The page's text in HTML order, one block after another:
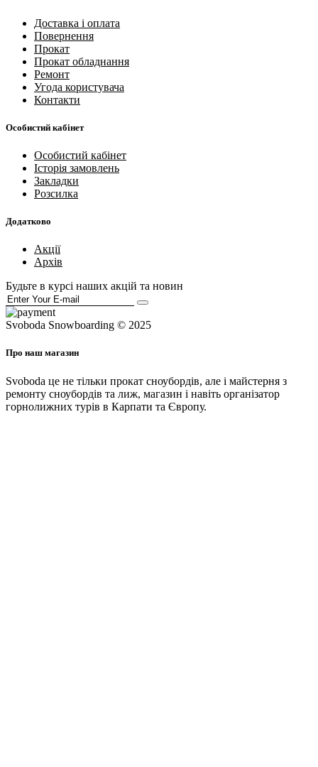
Доставка і оплата
Повернення
Прокат
Прокат обладнання
Ремонт
Угода користувача
Контакти
Особистий кабінет
Особистий кабінет
Історія замовлень
Закладки
Розсилка
Додатково
Акції
Архів
Будьте в курсі наших акцій та новин
Svoboda Snowboarding © 2025
Про наш магазин
Svoboda це не тільки прокат сноубордів, але і майстерня з
ремонту сноубордів та лиж, магазин і навіть організатор
горнолижних турів в Карпати та Європу.